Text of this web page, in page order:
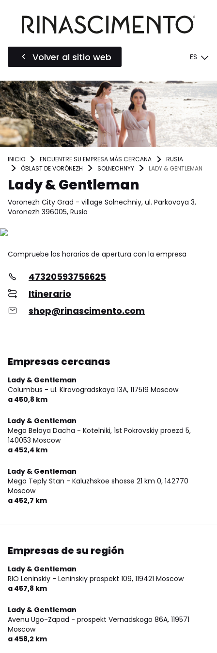
Volver al sitio web ES
INICIO ENCUENTRE SU EMPRESA MÁS CERCANA
RUSIA
ÓBLAST DE VORÓNEZH
SOLNECHNYY LADY & GENTLEMAN
Lady & Gentleman
Voronezh City Grad - village Solnechniy, ul. Parkovaya 3,
Voronezh 396005, Rusia
Compruebe los horarios de apertura con la empresa
47320593756625
Itinerario
shop@rinascimento.com
Empresas cercanas
Lady & Gentleman
Columbus - ul. Kirovogradskaya 13A, 117519 Moscow
a 450,8 km
Lady & Gentleman
Mega Belaya Dacha - Kotelniki, 1st Pokrovskiy proezd 5,
140053 Moscow
a 452,4 km
Lady & Gentleman
Mega Teply Stan - Kaluzhskoe shosse 21 km 0, 142770
Moscow
a 452,7 km
Empresas de su región
Lady & Gentleman
RIO Leninskiy - Leninskiy prospekt 109, 119421 Moscow
a 457,8 km
Lady & Gentleman
Avenu Ugo-Zapad - prospekt Vernadskogo 86A, 119571
Moscow
a 458,2 km